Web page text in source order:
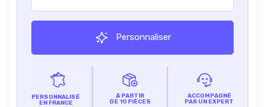
Personnaliser
PERSONNALISÉ
EN FRANCE
À PARTIR
DE 10 PIÈCES
ACCOMPAGNÉ
PAR UN EXPERT